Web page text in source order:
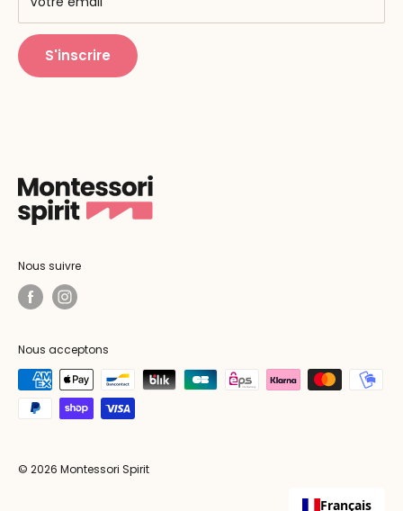
Public Montessori
S'inscrire
Nous suivre
Nous acceptons
© 2026 Montessori Spirit
Français